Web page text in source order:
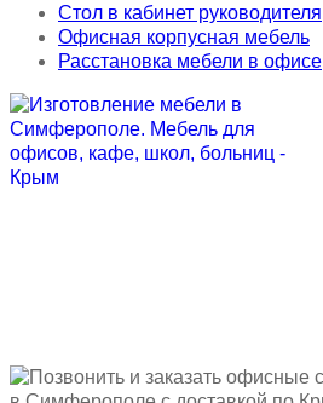
Стол в кабинет руководителя
Офисная корпусная мебель
Расстановка мебели в офисе